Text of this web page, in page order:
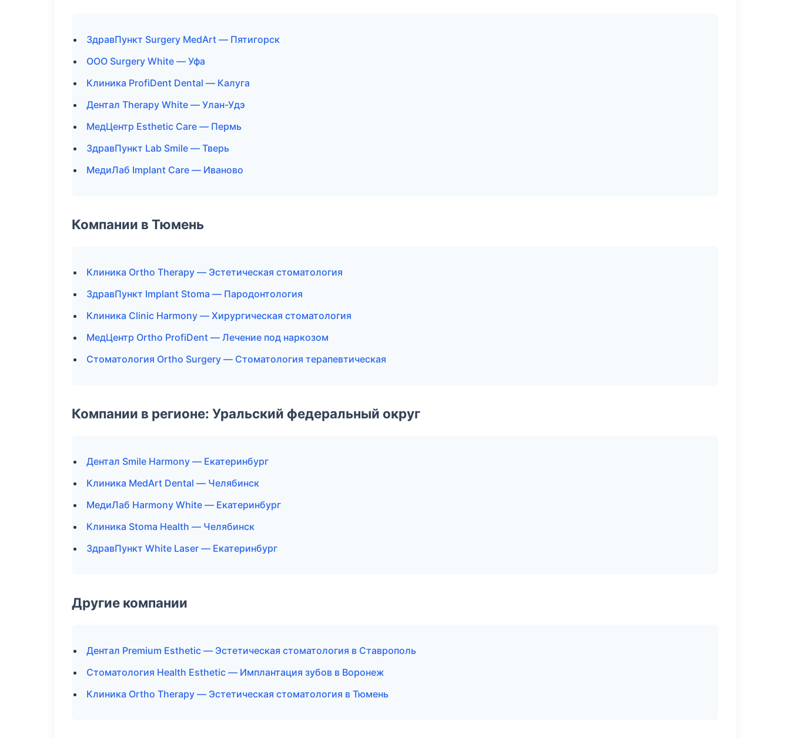
ЗдравПункт Surgery MedArt — Пятигорск
ООО Surgery White — Уфа
Клиника ProfiDent Dental — Калуга
Дентал Therapy White — Улан-Удэ
МедЦентр Esthetic Care — Пермь
ЗдравПункт Lab Smile — Тверь
МедиЛаб Implant Care — Иваново
Компании в Тюмень
Клиника Ortho Therapy — Эстетическая стоматология
ЗдравПункт Implant Stoma — Пародонтология
Клиника Clinic Harmony — Хирургическая стоматология
МедЦентр Ortho ProfiDent — Лечение под наркозом
Стоматология Ortho Surgery — Стоматология терапевтическая
Компании в регионе: Уральский федеральный округ
Дентал Smile Harmony — Екатеринбург
Клиника MedArt Dental — Челябинск
МедиЛаб Harmony White — Екатеринбург
Клиника Stoma Health — Челябинск
ЗдравПункт White Laser — Екатеринбург
Другие компании
Дентал Premium Esthetic — Эстетическая стоматология в Ставрополь
Стоматология Health Esthetic — Имплантация зубов в Воронеж
Клиника Ortho Therapy — Эстетическая стоматология в Тюмень